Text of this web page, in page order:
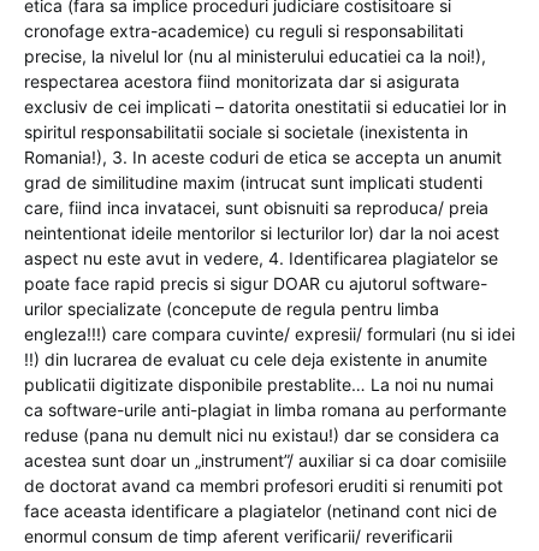
etica (fara sa implice proceduri judiciare costisitoare si
cronofage extra-academice) cu reguli si responsabilitati
precise, la nivelul lor (nu al ministerului educatiei ca la noi!),
respectarea acestora fiind monitorizata dar si asigurata
exclusiv de cei implicati – datorita onestitatii si educatiei lor in
spiritul responsabilitatii sociale si societale (inexistenta in
Romania!), 3. In aceste coduri de etica se accepta un anumit
grad de similitudine maxim (intrucat sunt implicati studenti
care, fiind inca invatacei, sunt obisnuiti sa reproduca/ preia
neintentionat ideile mentorilor si lecturilor lor) dar la noi acest
aspect nu este avut in vedere, 4. Identificarea plagiatelor se
poate face rapid precis si sigur DOAR cu ajutorul software-
urilor specializate (concepute de regula pentru limba
engleza!!!) care compara cuvinte/ expresii/ formulari (nu si idei
!!) din lucrarea de evaluat cu cele deja existente in anumite
publicatii digitizate disponibile prestablite… La noi nu numai
ca software-urile anti-plagiat in limba romana au performante
reduse (pana nu demult nici nu existau!) dar se considera ca
acestea sunt doar un „instrument”/ auxiliar si ca doar comisiile
de doctorat avand ca membri profesori eruditi si renumiti pot
face aceasta identificare a plagiatelor (netinand cont nici de
enormul consum de timp aferent verificarii/ reverificarii